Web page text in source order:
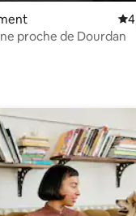
proche de Dourdan